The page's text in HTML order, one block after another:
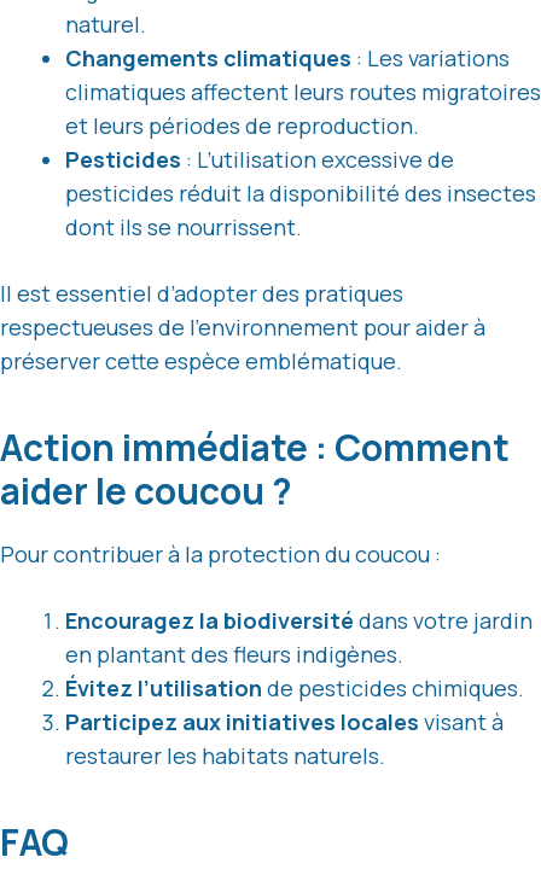
naturel.
Changements climatiques : Les variations
climatiques affectent leurs routes migratoires
et leurs périodes de reproduction.
Pesticides : L’utilisation excessive de
pesticides réduit la disponibilité des insectes
dont ils se nourrissent.
Il est essentiel d’adopter des pratiques
respectueuses de l’environnement pour aider à
préserver cette espèce emblématique.
Action immédiate : Comment
aider le coucou ?
Pour contribuer à la protection du coucou :
Encouragez la biodiversité dans votre jardin
en plantant des fleurs indigènes.
Évitez l’utilisation de pesticides chimiques.
Participez aux initiatives locales visant à
restaurer les habitats naturels.
FAQ